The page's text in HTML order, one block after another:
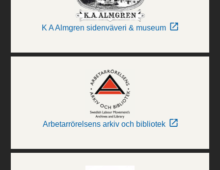
K A Almgren sidenväveri & museum
Arbetarrörelsens arkiv och bibliotek